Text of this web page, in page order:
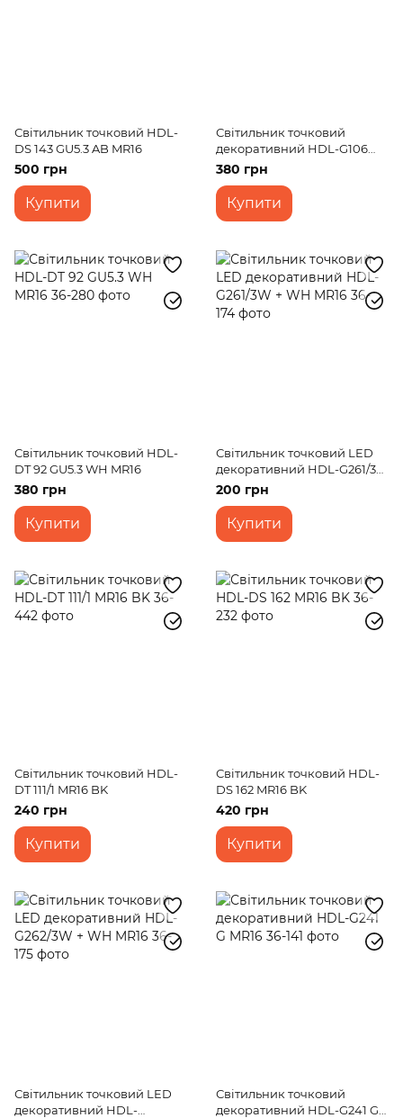
Світильник точковий HDL-
DS 143 GU5.3 AB MR16
500 грн
Купити
Світильник точковий
декоративний HDL-G106
MR16
380 грн
Купити
Світильник точковий HDL-
DT 92 GU5.3 WH MR16
380 грн
Купити
Світильник точковий LED
декоративний HDL-G261/3W
+ WH MR16
200 грн
Купити
Світильник точковий HDL-
DT 111/1 MR16 BK
240 грн
Купити
Світильник точковий HDL-
DS 162 MR16 BK
420 грн
Купити
Світильник точковий LED
декоративний HDL-
Світильник точковий
декоративний HDL-G241 G